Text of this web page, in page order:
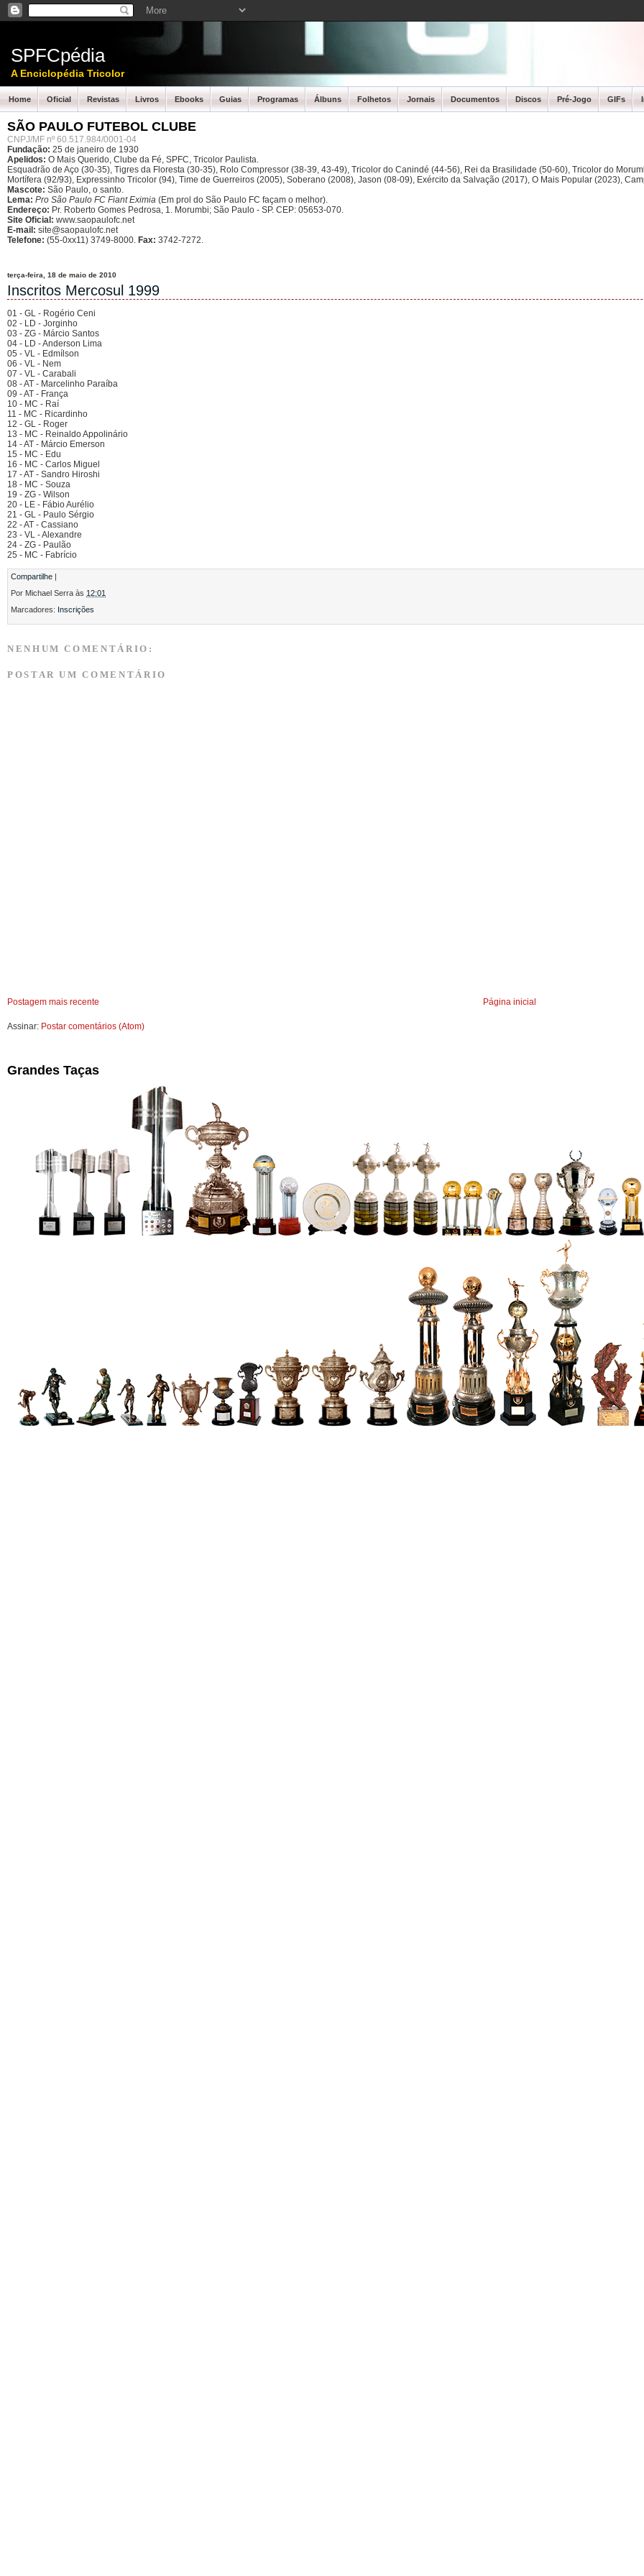
SPFCpédia
A Enciclopédia Tricolor
Home Oficial Revistas Livros Ebooks Guias Programas Álbuns Folhetos Jornais Documentos Discos Pré-Jogo GIFs
SÃO PAULO FUTEBOL CLUBE
CNPJ/MF nº 60.517.984/0001-04
Fundação: 25 de janeiro de 1930
Apelidos: O Mais Querido, Clube da Fé, SPFC, Tricolor Paulista.
Esquadrão de Aço (30-35), Tigres da Floresta (30-35), Rolo Compressor (38-39, 43-49), Tricolor do Canindé (44-56), Rei da Brasilidade (50-60), Tricolor do
Mortífera (92/93), Expressinho Tricolor (94), Time de Guerreiros (2005), Soberano (2008), Jason (08-09), Exército da Salvação (2017), O Mais Popular (2023),
Mascote: São Paulo, o santo.
Lema: Pro São Paulo FC Fiant Eximia (Em prol do São Paulo FC façam o melhor).
Endereço: Pr. Roberto Gomes Pedrosa, 1. Morumbi; São Paulo - SP. CEP: 05653-070.
Site Oficial: www.saopaulofc.net
E-mail: site@saopaulofc.net
Telefone: (55-0xx11) 3749-8000. Fax: 3742-7272.
terça-feira, 18 de maio de 2010
Inscritos Mercosul 1999
01 - GL - Rogério Ceni
02 - LD - Jorginho
03 - ZG - Márcio Santos
04 - LD - Anderson Lima
05 - VL - Edmílson
06 - VL - Nem
07 - VL - Carabali
08 - AT - Marcelinho Paraíba
09 - AT - França
10 - MC - Raí
11 - MC - Ricardinho
12 - GL - Roger
13 - MC - Reinaldo Appolinário
14 - AT - Márcio Emerson
15 - MC - Edu
16 - MC - Carlos Miguel
17 - AT - Sandro Hiroshi
18 - MC - Souza
19 - ZG - Wilson
20 - LE - Fábio Aurélio
21 - GL - Paulo Sérgio
22 - AT - Cassiano
23 - VL - Alexandre
24 - ZG - Paulão
25 - MC - Fabrício
Compartilhe |
Por Michael Serra às 12:01
Marcadores: Inscrições
NENHUM COMENTÁRIO:
POSTAR UM COMENTÁRIO
Postagem mais recente Página inicial
Assinar: Postar comentários (Atom)
Grandes Taças